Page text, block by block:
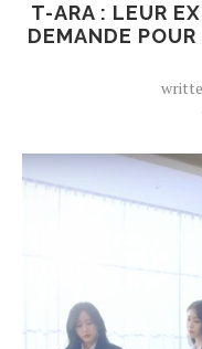
T-ARA : LEUR
DEMANDE